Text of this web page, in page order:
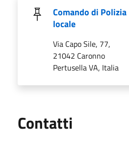
Comando di Polizia
locale
Via Capo Sile, 77,
21042 Caronno
Pertusella VA, Italia
Contatti